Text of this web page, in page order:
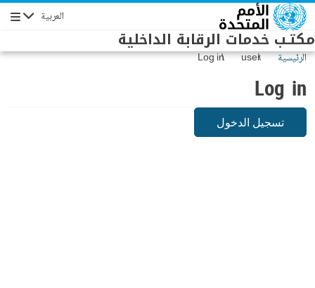
Skip to main content العربية
مكتـب خدمات الرقابة الداخلية
الرئيسية user
Log in
Log in
تسجيل الدخول